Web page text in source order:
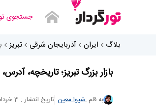
جستجوی
بلاگ ایران آذربایجان شرقی تبریز
بازار بزرگ تبریز؛ تاریخچه،
به قلم :شیوا معین تاریخ انتشار : 3 خرداد 1402